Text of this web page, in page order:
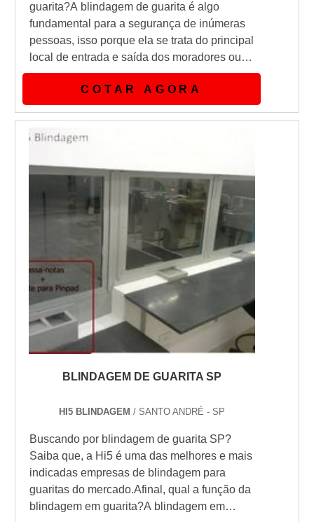
guarita?A blindagem de guarita é algo
fundamental para a segurança de inúmeras
pessoas, isso porque ela se trata do principal
local de entrada e saída dos moradores ou
empregados, seja este um condomínio ou
empresa.Toda liberação de pessoas se
passa pela guarita. Portanto, é primordial
que esse ambiente seja o mais seguro, logo
a blindagem em uma guarita é
de guarit...
COTAR AGORA
BLINDAGEM DE GUARITA SP
HI5 BLINDAGEM / SANTO ANDRÉ - SP
Buscando por blindagem de guarita SP?
Saiba que, a Hi5 é uma das melhores e mais
indicadas empresas de blindagem para
guaritas do mercado.Afinal, qual a função da
blindagem em guarita?A blindagem em